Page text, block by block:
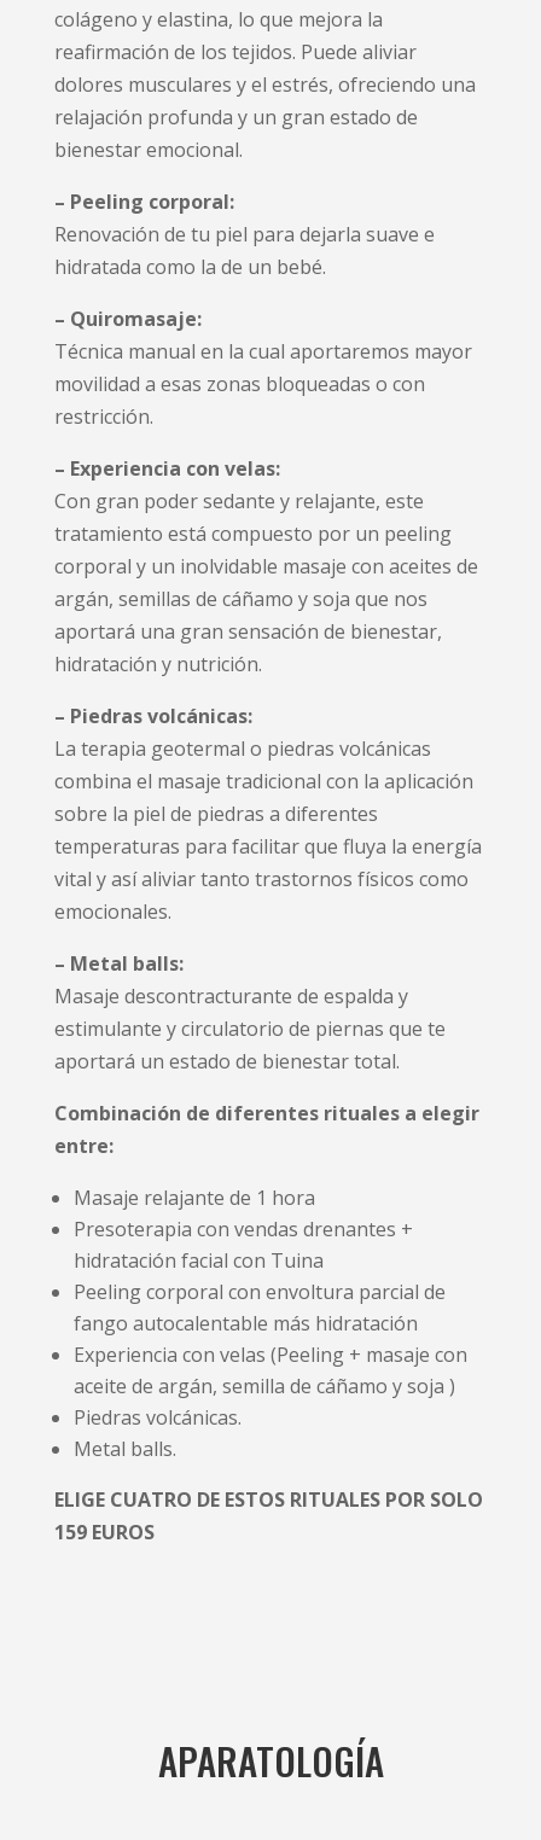
colágeno y elastina, lo que mejora la
reafirmación de los tejidos. Puede aliviar
dolores musculares y el estrés, ofreciendo una
relajación profunda y un gran estado de
bienestar emocional.
– Peeling corporal:
Renovación de tu piel para dejarla suave e
hidratada como la de un bebé.
– Quiromasaje:
Técnica manual en la cual aportaremos mayor
movilidad a esas zonas bloqueadas o con
restricción.
– Experiencia con velas:
Con gran poder sedante y relajante, este
tratamiento está compuesto por un peeling
corporal y un inolvidable masaje con aceites de
argán, semillas de cáñamo y soja que nos
aportará una gran sensación de bienestar,
hidratación y nutrición.
– Piedras volcánicas:
La terapia geotermal o piedras volcánicas
combina el masaje tradicional con la aplicación
sobre la piel de piedras a diferentes
temperaturas para facilitar que fluya la energía
vital y así aliviar tanto trastornos físicos como
emocionales.
– Metal balls:
Masaje descontracturante de espalda y
estimulante y circulatorio de piernas que te
aportará un estado de bienestar total.
Combinación de diferentes rituales a elegir
entre:
Masaje relajante de 1 hora
Presoterapia con vendas drenantes +
hidratación facial con Tuina
Peeling corporal con envoltura parcial de
fango autocalentable más hidratación
Experiencia con velas (Peeling + masaje con
aceite de argán, semilla de cáñamo y soja )
Piedras volcánicas.
Metal balls.
ELIGE CUATRO DE ESTOS RITUALES POR SOLO
159 EUROS
APARATOLOGÍA